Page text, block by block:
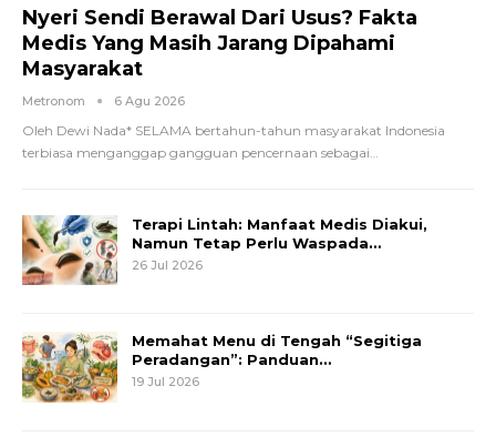
Nyeri Sendi Berawal Dari Usus? Fakta
Medis Yang Masih Jarang Dipahami
Masyarakat
Metronom 6 Agu 2026
Oleh Dewi Nada* SELAMA bertahun-tahun masyarakat Indonesia
terbiasa menganggap gangguan pencernaan sebagai
Terapi Lintah: Manfaat Medis Diakui,
Namun Tetap Perlu Waspada…
26 Jul 2026
Memahat Menu di Tengah “Segitiga
Peradangan”: Panduan…
19 Jul 2026